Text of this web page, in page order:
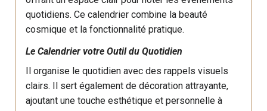
quotidiens. Ce calendrier combine la beauté
cosmique et la fonctionnalité pratique.
Le Calendrier votre Outil du Quotidien
Il organise le quotidien avec des rappels visuels
clairs. Il sert également de décoration attrayante,
ajoutant une touche esthétique et personnelle à